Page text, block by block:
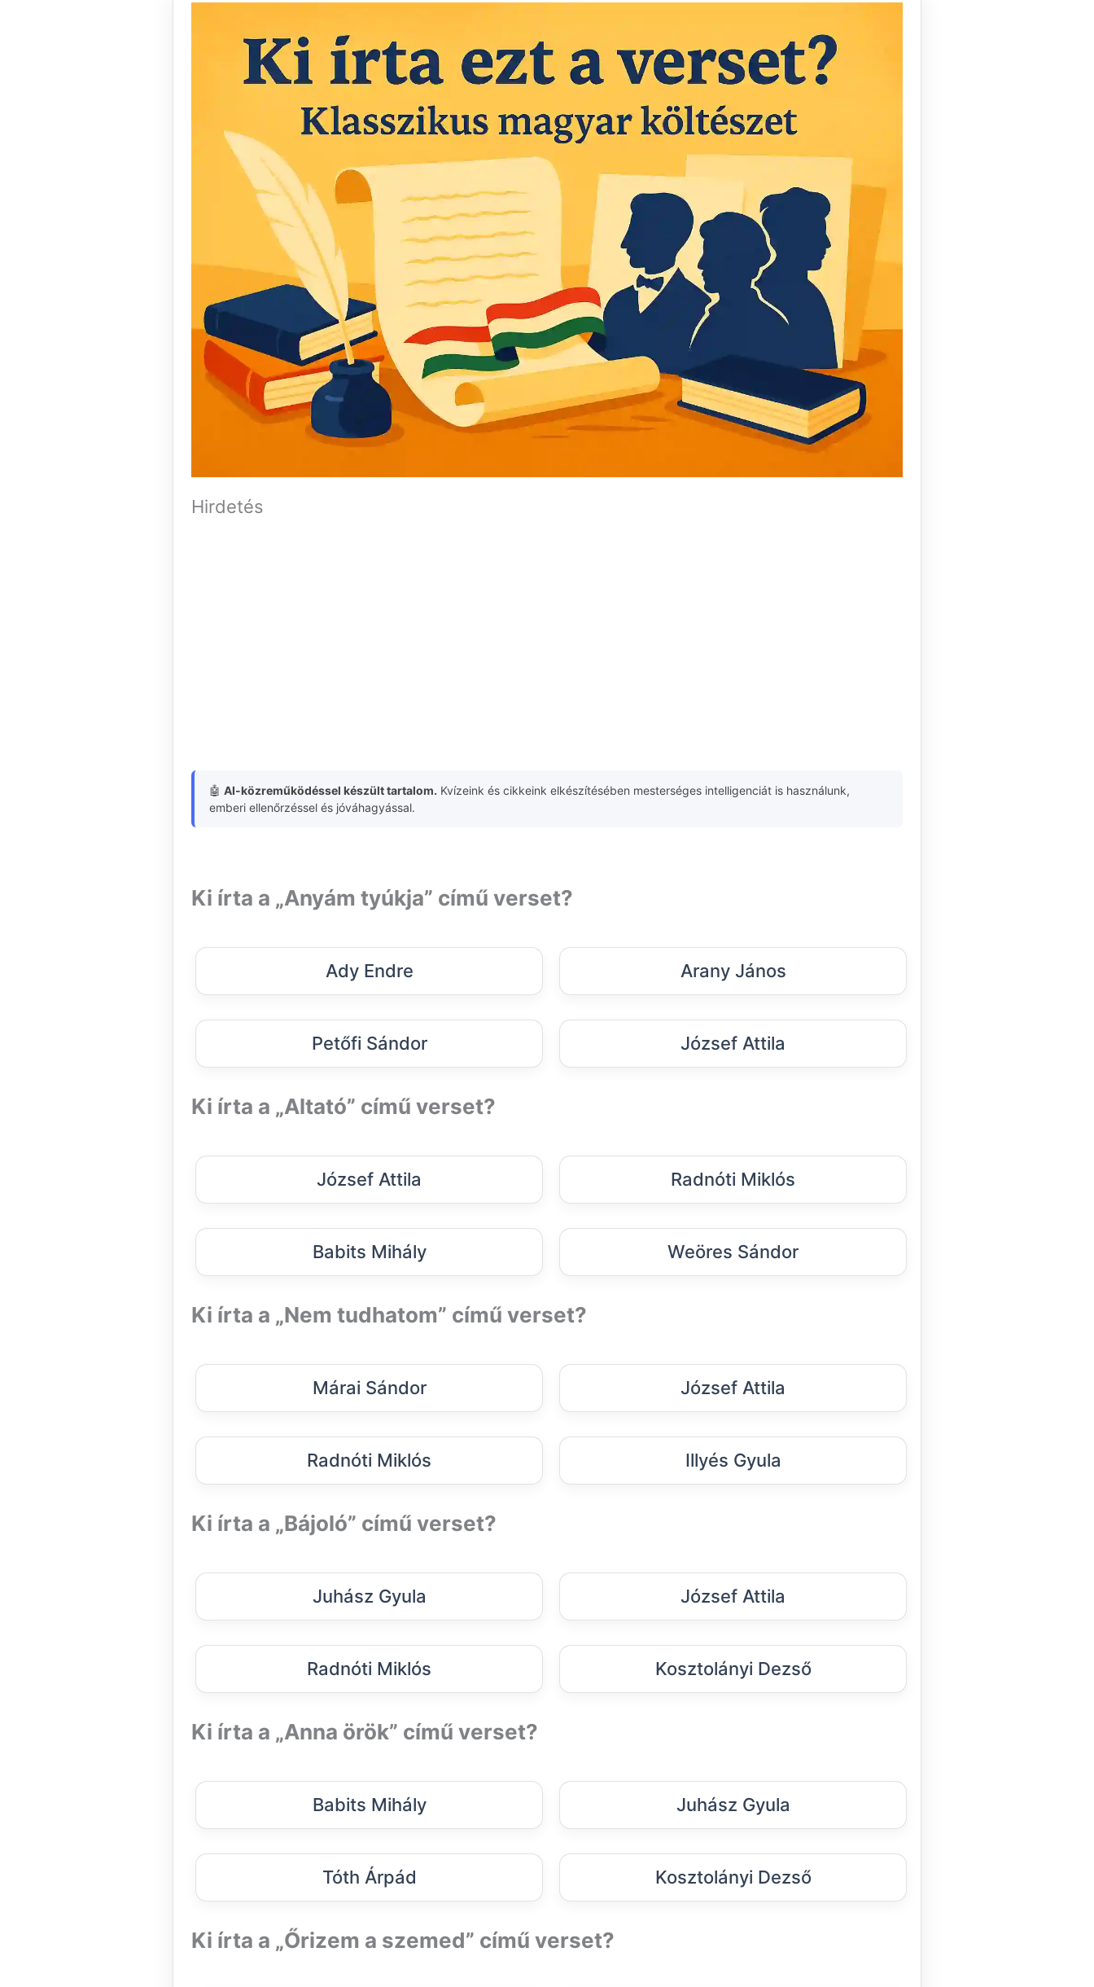
Hirdetés
🤖 AI-közreműködéssel készült tartalom. Kvízeink és cikkeink elkészítésében mesterséges intelligenciát is használunk,
emberi ellenőrzéssel és jóváhagyással.
Ki írta a „Anyám tyúkja” című verset?
Ady Endre Arany János
Petőfi Sándor József Attila
Ki írta a „Altató” című verset?
József Attila Radnóti Miklós
Babits Mihály Weöres Sándor
Ki írta a „Nem tudhatom” című verset?
Márai Sándor József Attila
Radnóti Miklós Illyés Gyula
Ki írta a „Bájoló” című verset?
Juhász Gyula József Attila
Radnóti Miklós Kosztolányi Dezső
Ki írta a „Anna örök” című verset?
Babits Mihály Juhász Gyula
Tóth Árpád Kosztolányi Dezső
Ki írta a „Őrizem a szemed” című verset?